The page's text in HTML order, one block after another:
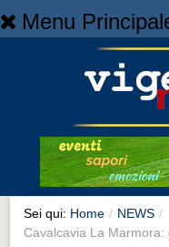
Menu
NEWS
Cronaca
Cronaca
Artes et Artificia
Sei qui: Home / NEWS /
Cavalcavia La Marmora: